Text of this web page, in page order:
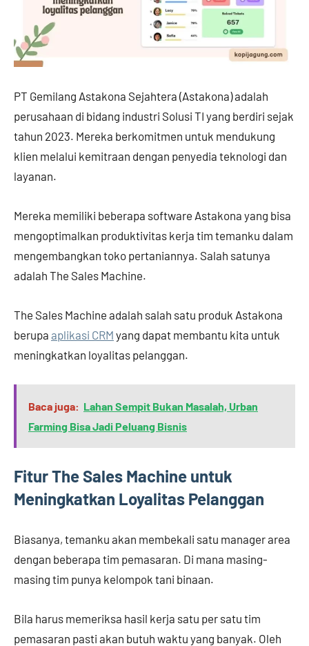
PT Gemilang Astakona Sejahtera (Astakona) adalah
perusahaan di bidang industri Solusi TI yang berdiri sejak
tahun 2023. Mereka berkomitmen untuk mendukung
klien melalui kemitraan dengan penyedia teknologi dan
layanan.
Mereka memiliki beberapa software Astakona yang bisa
mengoptimalkan produktivitas kerja tim temanku dalam
mengembangkan toko pertaniannya. Salah satunya
adalah The Sales Machine.
The Sales Machine adalah salah satu produk Astakona
berupa aplikasi CRM yang dapat membantu kita untuk
meningkatkan loyalitas pelanggan.
Baca juga: Lahan Sempit Bukan Masalah, Urban
Farming Bisa Jadi Peluang Bisnis
Fitur The Sales Machine untuk
Meningkatkan Loyalitas Pelanggan
Biasanya, temanku akan membekali satu manager area
dengan beberapa tim pemasaran. Di mana masing-
masing tim punya kelompok tani binaan.
Bila harus memeriksa hasil kerja satu per satu tim
pemasaran pasti akan butuh waktu yang banyak. Oleh